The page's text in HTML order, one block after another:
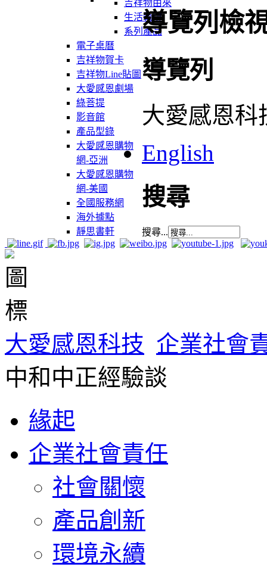
吉祥物由來
生活軌跡
系列產品
電子桌曆
吉祥物賀卡
吉祥物Line貼圖
大愛感恩劇場
綠菩提
影音館
產品型錄
大愛感恩購物
網-亞洲
大愛感恩購物
網-美國
全國服務網
海外據點
靜思書軒
導覽列檢
導覽列
大愛感恩科
English
搜尋
搜尋...
大愛感恩科技 企業社會
中和中正經驗談
緣起
企業社會責任
社會關懷
產品創新
環境永續